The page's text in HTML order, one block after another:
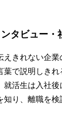
タビュー・
えきれない企
葉で説明しき
就活生は入社後
知り、離職を検